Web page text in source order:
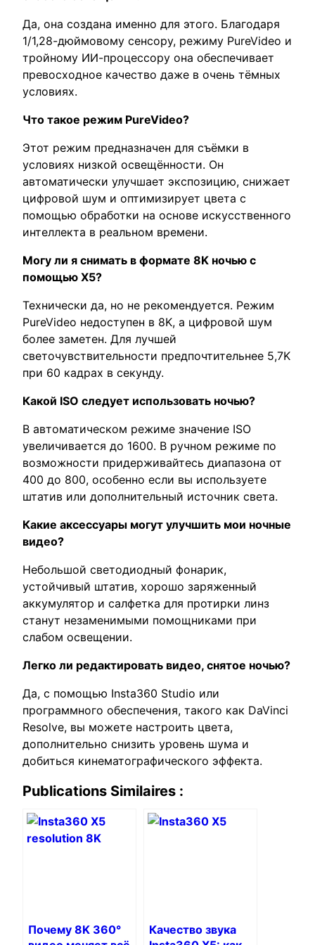
Да, она создана именно для этого. Благодаря
1/1,28-дюймовому сенсору, режиму PureVideo и
тройному ИИ-процессору она обеспечивает
превосходное качество даже в очень тёмных
условиях.
Что такое режим PureVideo?
Этот режим предназначен для съёмки в
условиях низкой освещённости. Он
автоматически улучшает экспозицию, снижает
цифровой шум и оптимизирует цвета с
помощью обработки на основе искусственного
интеллекта в реальном времени.
Могу ли я снимать в формате 8K ночью с
помощью X5?
Технически да, но не рекомендуется. Режим
PureVideo недоступен в 8K, а цифровой шум
более заметен. Для лучшей
светочувствительности предпочтительнее 5,7K
при 60 кадрах в секунду.
Какой ISO следует использовать ночью?
В автоматическом режиме значение ISO
увеличивается до 1600. В ручном режиме по
возможности придерживайтесь диапазона от
400 до 800, особенно если вы используете
штатив или дополнительный источник света.
Какие аксессуары могут улучшить мои ночные
видео?
Небольшой светодиодный фонарик,
устойчивый штатив, хорошо заряженный
аккумулятор и салфетка для протирки линз
станут незаменимыми помощниками при
слабом освещении.
Легко ли редактировать видео, снятое ночью?
Да, с помощью Insta360 Studio или
программного обеспечения, такого как DaVinci
Resolve, вы можете настроить цвета,
дополнительно снизить уровень шума и
добиться кинематографического эффекта.
Publications Similaires :
Почему 8K 360°
Качество звука